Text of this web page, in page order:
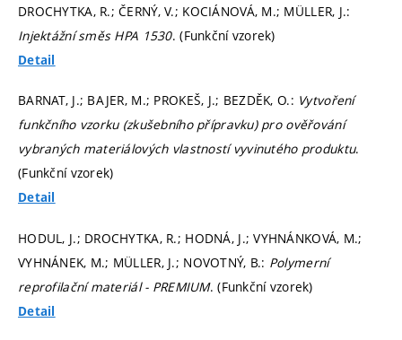
DROCHYTKA, R.; ČERNÝ, V.; KOCIÁNOVÁ, M.; MÜLLER, J.:
Injektážní směs HPA 1530. (Funkční vzorek)
Detail
BARNAT, J.; BAJER, M.; PROKEŠ, J.; BEZDĚK, O.: Vytvoření
funkčního vzorku (zkušebního přípravku) pro ověřování
vybraných materiálových vlastností vyvinutého produktu.
(Funkční vzorek)
Detail
HODUL, J.; DROCHYTKA, R.; HODNÁ, J.; VYHNÁNKOVÁ, M.;
VYHNÁNEK, M.; MÜLLER, J.; NOVOTNÝ, B.: Polymerní
reprofilační materiál - PREMIUM. (Funkční vzorek)
Detail